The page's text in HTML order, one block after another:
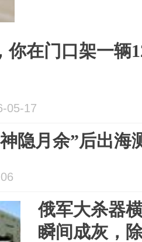
你在门口架一辆
05-17
隐月余”后出海
俄军大杀器
瞬间成灰，